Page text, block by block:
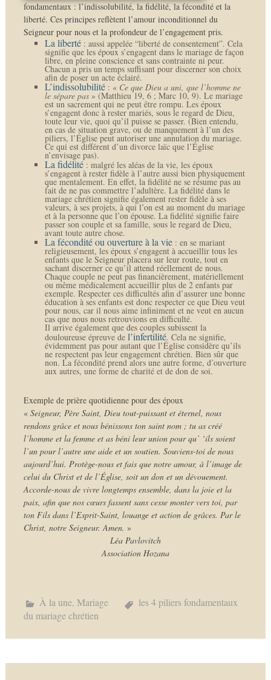
fondamentaux : l’indissolubilité, la fidélité, la fécondité et la
liberté. Ces principes reflètent l’amour inconditionnel du
Seigneur pour nous et la profondeur de l’engagement pris.
La liberté: aussi appelée “liberté de consentement”. Cela
signifie que les époux s’engagent dans le mariage de façon
libre, en pleine conscience et sans contrainte ni peur.
Chacun a pris un temps suffisant pour discerner son choix
afin de poser un acte éclairé.
L’indissolubilité: «Ce que Dieu a uni, que l’homme ne
le sépare pas » (Matthieu 19, 6 ; Marc 10, 9). Le mariage
est un sacrement qui ne peut être rompu. Les époux
s’engagent donc à rester mariés, sous le regard de Dieu,
toute leur vie, quoi qu’il puisse se passer. (Bien entendu,
en cas de situation grave, ou de manquement à l’un des
piliers, l’Église peut autoriser une annulation du mariage.
Ce qui est différent d’un divorce laïc que l’Église
n’envisage pas).
La fidélité: malgré les aléas de la vie, les époux
s’engagent à rester fidèle à l’autre aussi bien physiquement
que mentalement. En effet, la fidélité ne se résume pas au
fait de ne pas commettre l’adultère. La fidélité dans le
mariage chrétien signifie également rester fidèle à ses
valeurs, à ses projets, à qui l’on est au moment du mariage
et à la personne que l’on épouse. La fidélité signifie faire
passer son couple et sa famille, sous le regard de Dieu,
avant toute autre chose.
La fécondité ou ouverture à la vie: en se mariant
religieusement, les époux s’engagent à accueillir tous les
enfants que le Seigneur placera sur leur route, tout en
sachant discerner ce qu’il attend réellement de nous.
Chaque couple ne peut pas financièrement, matériellement
ou même médicalement accueillir plus de 2 enfants par
exemple. Respecter ces difficultés afin d’assurer une bonne
éducation à ses enfants est donc respecter ce que Dieu veut
pour nous, car il nous aime infiniment et ne veut en aucun
cas que nous nous retrouvions en difficulté.
Il arrive également que des couples subissent la
douloureuse épreuve de l’infertilité. Cela ne signifie,
évidemment pas pour autant que l’Église considère qu’ils
ne respectent pas leur engagement chrétien. Bien sûr que
non. La fécondité prend alors une autre forme, d’ouverture
aux autres, une forme de charité et de don de soi.
Exemple de prière quotidienne pour des époux
«Seigneur, Père Saint, Dieu tout-puissant et éternel, nous
rendons grâce et nous bénissons ton saint nom ; tu as créé
l’homme et la femme et as béni leur union pour qu’ ‘ils soient
l’un pour l’autre une aide et un soutien. Souviens-toi de nous
aujourd’hui. Protège-nous et fais que notre amour, à l’image de
celui du Christ et de l’Église, soit un don et un dévouement.
Accorde-nous de vivre longtemps ensemble, dans la joie et la
paix, afin que nos cœurs fassent sans cesse monter vers toi, par
ton Fils dans l’Esprit-Saint, louange et action de grâces. Par le
Christ, notre Seigneur. Amen. »
Léa Pavlovitch
Association Hozana
À la une, Mariage
les 4 piliers fondamentaux
du mariage chrétien